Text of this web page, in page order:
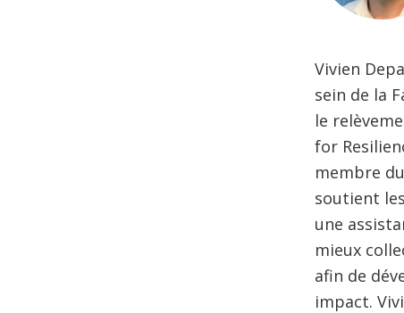
Vivien
sein de la
le
for
membre
soutient
une
mieux
afin de
impact.